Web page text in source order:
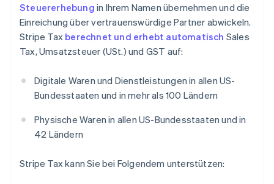
Steuererhebung in Ihrem Namen übernehmen und die
Einreichung über vertrauenswürdige Partner abwickeln.
Stripe Tax berechnet und erhebt automatisch Sales
Tax, Umsatzsteuer (USt.) und GST auf:
Digitale Waren und Dienstleistungen in allen US-
Bundesstaaten und in mehr als 100 Ländern
Physische Waren in allen US-Bundesstaaten und in
42 Ländern
Stripe Tax kann Sie bei Folgendem unterstützen: